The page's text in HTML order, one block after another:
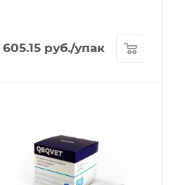
605.15 руб./упак